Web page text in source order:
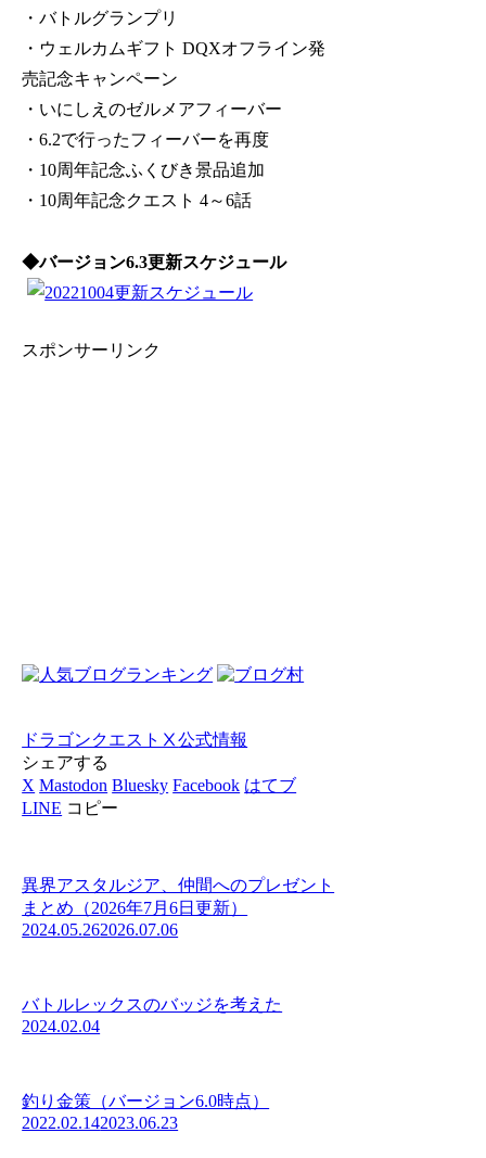
・バトルグランプリ
・ウェルカムギフト DQXオフライン発
売記念キャンペーン
・いにしえのゼルメアフィーバー
・6.2で行ったフィーバーを再度
・10周年記念ふくびき景品追加
・10周年記念クエスト 4～6話
◆バージョン6.3更新スケジュール
スポンサーリンク
ドラゴンクエストⅩ公式情報
シェアする
X Mastodon Bluesky Facebook はてブ
LINE コピー
異界アスタルジア、仲間へのプレゼント
まとめ（2026年7月6日更新）
2024.05.262026.07.06
バトルレックスのバッジを考えた
2024.02.04
釣り金策（バージョン6.0時点）
2022.02.142023.06.23